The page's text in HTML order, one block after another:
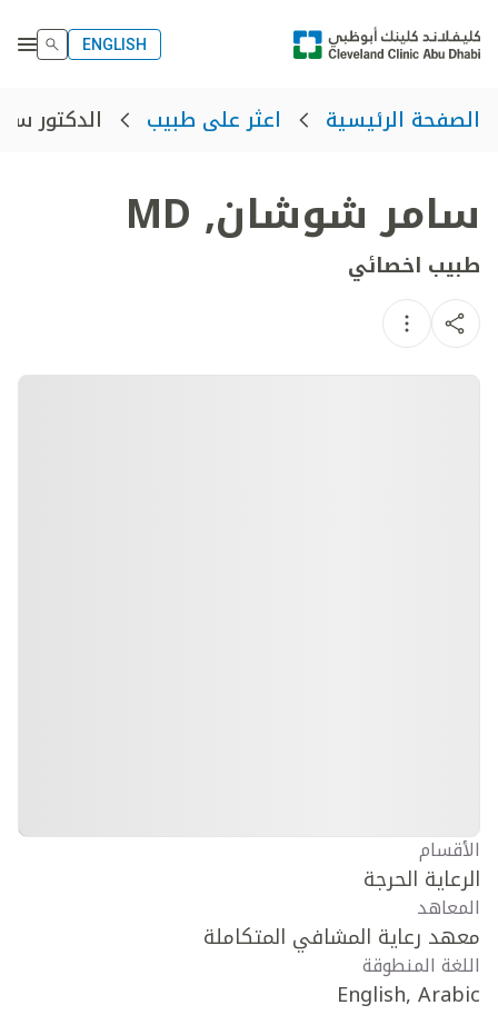
ENGLISH
الصفحة الرئيسية اعثر على طبيب الدكتور
سامر شوشان,
MD
طبيب اخصائي
الأقسام
الرعاية الحرجة
المعاهد
معهد رعاية المشافي المتكاملة
اللغة المنطوقة
English, Arabic